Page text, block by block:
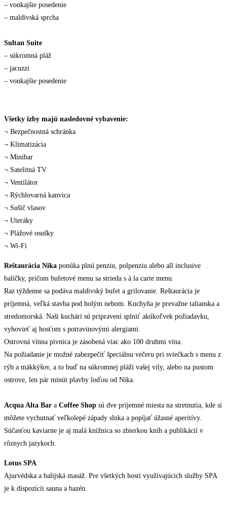
– vonkajšie posedenie
– maldivská sprcha
Sultan Suite
– súkromná pláž
– jacuzzi
– vonkajšie posedenie
Všetky izby majú nasledovné vybavenie:
¬ Bezpečnostná schránka
¬ Klimatizácia
¬ Minibar
¬ Satelitná TV
¬ Ventilátor
¬ Rýchlovarná kanvica
¬ Sušič vlasov
¬ Uteráky
¬ Plážové osušky
¬ Wi-Fi
Reštaurácia Nika ponúka plnú penziu, polpenziu alebo all inclusive
balíčky, pričom bufetové menu sa strieda s à la carte menu.
Raz týždenne sa podáva maldivský bufet a grilovanie. Reštaurácia je
príjemná, veľká stavba pod holým nebom. Kuchyňa je prevažne talianska a
stredomorská. Naši kuchári sú pripravení splniť akúkoľvek požiadavku,
vyhovieť aj hosťom s potravinovými alergiami.
Ostrovná vínna pivnica je zásobená viac ako 100 druhmi vína.
Na požiadanie je možné zabezpečiť špeciálnu večeru pri sviečkach s menu z
rýb a mäkkýšov, a to buď na súkromnej pláži vašej vily, alebo na pustom
ostrove, len pár minút plavby loďou od Nika.
Acqua Alta Bar a Coffee Shop sú dve príjemné miesta na stretnutia, kde si
môžete vychutnať veľkolepé západy slnka a popíjať úžasné aperitívy.
Súčasťou kaviarne je aj malá knižnica so zbierkou kníh a publikácií v
rôznych jazykoch.
Lotus SPA
Ajurvédska a balijská masáž. Pre všetkých hostí využívajúcich služby SPA
je k dispozícii sauna a bazén.